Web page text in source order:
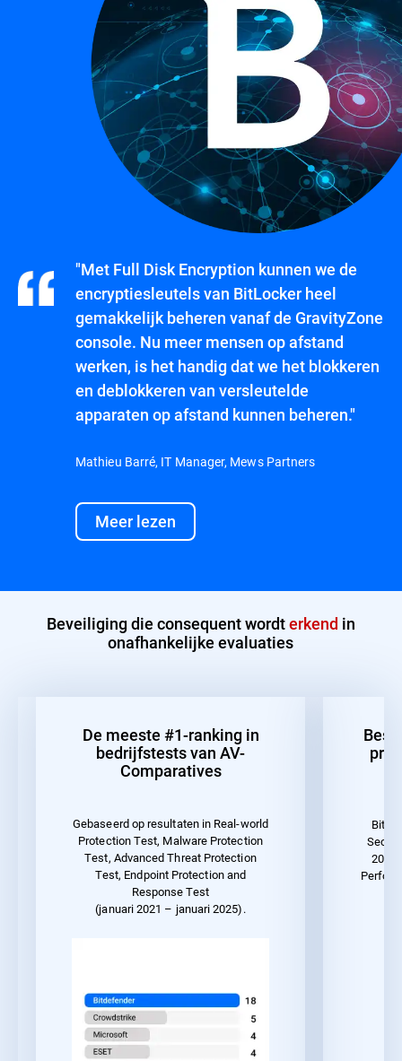
"Met Full Disk Encryption kunnen we de
encryptiesleutels van BitLocker heel
gemakkelijk beheren vanaf de GravityZone
console. Nu meer mensen op afstand
werken, is het handig dat we het blokkeren
en deblokkeren van versleutelde
apparaten op afstand kunnen beheren."
Mathieu Barré, IT Manager, Mews Partners
Meer lezen
Beveiliging die consequent wordterkend in
onafhankelijke evaluaties
De meeste #1-ranking in
bedrijfstests van AV-
Comparatives
Gebaseerd op resultaten in Real-world
Protection Test, Malware Protection
Test, Advanced Threat Protection
Test, Endpoint Protection and
Response Test
(januari 2021 – januari 2025).
2023